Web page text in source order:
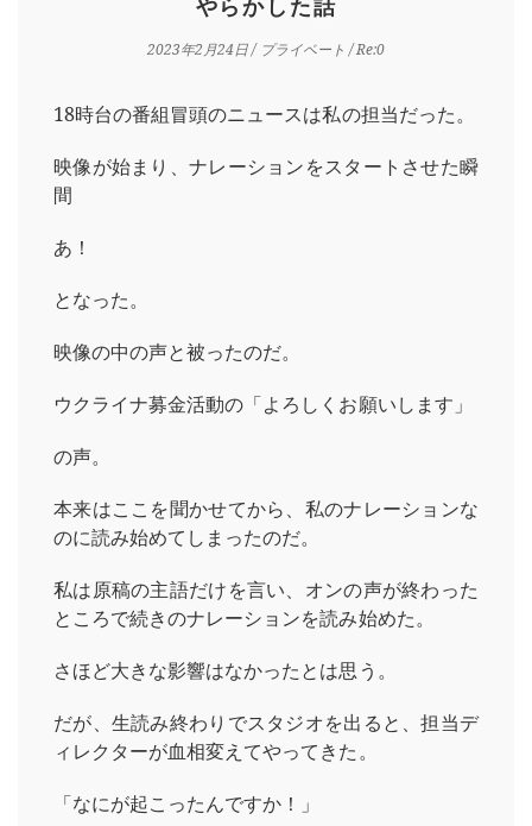
やらかした話
2023年2月24日/ プライベート / Re:0
18時台の番組冒頭のニュースは私の担当だった。
映像が始まり、ナレーションをスタートさせた瞬
間
あ！
となった。
映像の中の声と被ったのだ。
ウクライナ募金活動の「よろしくお願いします」
の声。
本来はここを聞かせてから、私のナレーションな
のに読み始めてしまったのだ。
私は原稿の主語だけを言い、オンの声が終わった
ところで続きのナレーションを読み始めた。
さほど大きな影響はなかったとは思う。
だが、生読み終わりでスタジオを出ると、担当デ
ィレクターが血相変えてやってきた。
「なにが起こったんですか！」